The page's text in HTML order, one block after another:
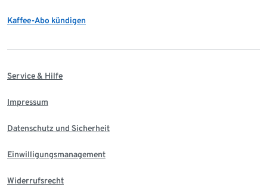
Kaffee-Abo kündigen
Service & Hilfe
Impressum
Datenschutz und Sicherheit
Einwilligungsmanagement
Widerrufsrecht